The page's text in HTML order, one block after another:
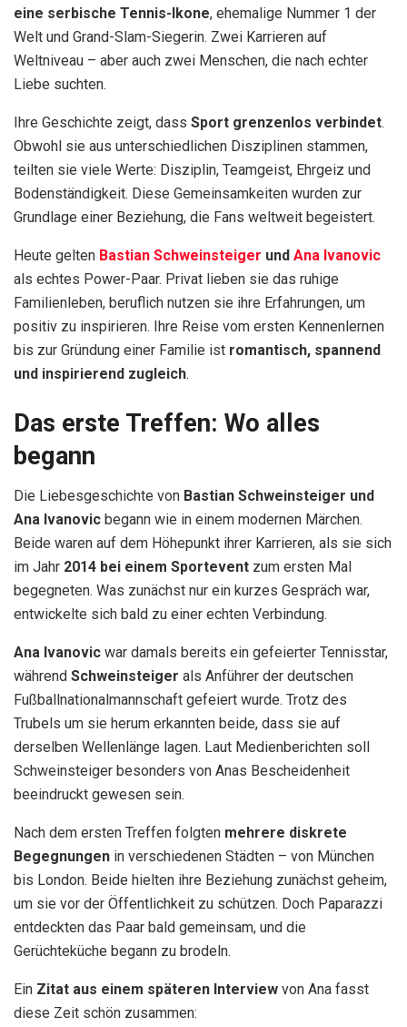
eine serbische Tennis-Ikone, ehemalige Nummer 1 der
Welt und Grand-Slam-Siegerin. Zwei Karrieren auf
Weltniveau – aber auch zwei Menschen, die nach echter
Liebe suchten.
Ihre Geschichte zeigt, dass Sport grenzenlos verbindet.
Obwohl sie aus unterschiedlichen Disziplinen stammen,
teilten sie viele Werte: Disziplin, Teamgeist, Ehrgeiz und
Bodenständigkeit. Diese Gemeinsamkeiten wurden zur
Grundlage einer Beziehung, die Fans weltweit begeistert.
Heute gelten Bastian Schweinsteiger und Ana Ivanovic
als echtes Power-Paar. Privat lieben sie das ruhige
Familienleben, beruflich nutzen sie ihre Erfahrungen, um
positiv zu inspirieren. Ihre Reise vom ersten Kennenlernen
bis zur Gründung einer Familie ist romantisch, spannend
und inspirierend zugleich.
Das erste Treffen: Wo alles
begann
Die Liebesgeschichte von Bastian Schweinsteiger und
Ana Ivanovic begann wie in einem modernen Märchen.
Beide waren auf dem Höhepunkt ihrer Karrieren, als sie sich
im Jahr 2014 bei einem Sportevent zum ersten Mal
begegneten. Was zunächst nur ein kurzes Gespräch war,
entwickelte sich bald zu einer echten Verbindung.
Ana Ivanovic war damals bereits ein gefeierter Tennisstar,
während Schweinsteiger als Anführer der deutschen
Fußballnationalmannschaft gefeiert wurde. Trotz des
Trubels um sie herum erkannten beide, dass sie auf
derselben Wellenlänge lagen. Laut Medienberichten soll
Schweinsteiger besonders von Anas Bescheidenheit
beeindruckt gewesen sein.
Nach dem ersten Treffen folgten mehrere diskrete
Begegnungen in verschiedenen Städten – von München
bis London. Beide hielten ihre Beziehung zunächst geheim,
um sie vor der Öffentlichkeit zu schützen. Doch Paparazzi
entdeckten das Paar bald gemeinsam, und die
Gerüchteküche begann zu brodeln.
Ein Zitat aus einem späteren Interview von Ana fasst
diese Zeit schön zusammen: